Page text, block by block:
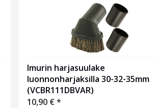
Imurin harjasuulake
luonnonharjaksilla 30-32-35mm
(VCBR111DBVAR)
10,90 €*